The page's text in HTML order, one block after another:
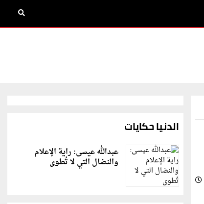
الدنيا حكايات
عبدالله عيسى: راية الإعلام
والنضال التي لا تُطوى